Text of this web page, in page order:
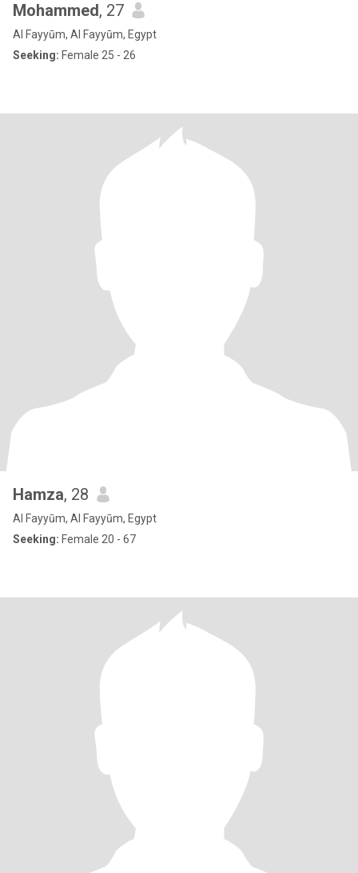
Mohammed, 27
Al Fayyūm, Al Fayyūm, Egypt
Seeking: Female 25 - 26
Hamza, 28
Al Fayyūm, Al Fayyūm, Egypt
Seeking: Female 20 - 67